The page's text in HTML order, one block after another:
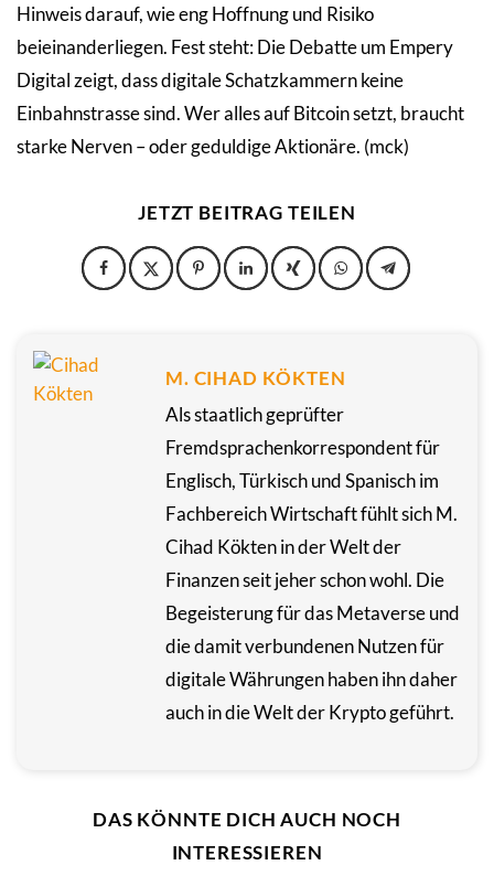
Hinweis darauf, wie eng Hoffnung und Risiko
beieinanderliegen. Fest steht: Die Debatte um Empery
Digital zeigt, dass digitale Schatzkammern keine
Einbahnstrasse sind. Wer alles auf Bitcoin setzt, braucht
starke Nerven – oder geduldige Aktionäre. (mck)
JETZT BEITRAG TEILEN
M. CIHAD KÖKTEN
Als staatlich geprüfter
Fremdsprachenkorrespondent für
Englisch, Türkisch und Spanisch im
Fachbereich Wirtschaft fühlt sich M.
Cihad Kökten in der Welt der
Finanzen seit jeher schon wohl. Die
Begeisterung für das Metaverse und
die damit verbundenen Nutzen für
digitale Währungen haben ihn daher
auch in die Welt der Krypto geführt.
DAS KÖNNTE DICH AUCH NOCH
INTERESSIEREN